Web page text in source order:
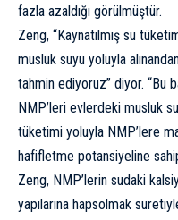
fazla azaldığı görülmüştür.
Zeng, “Kaynatılmış su
musluk suyu yoluyla
tahmin ediyoruz” diyor. “Bu
NMP’leri evlerdeki musluk
tüketimi yoluyla NMP’lere
hafifletme potansiyeline
Zeng, NMP’lerin sudaki
yapılarına hapsolmak